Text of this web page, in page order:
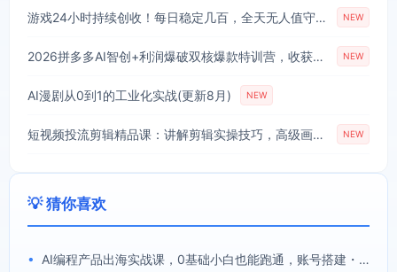
游戏24小时持续创收！每日稳定几百，全天无人值守，绿色稳定！【揭秘】 NEW
2026拼多多AI智创+利润爆破双核爆款特训营，收获底层逻辑、活动矩阵、付费优化、0-1打爆SOP(更新0810) NEW
AI漫剧从0到1的工业化实战(更新8月) NEW
短视频投流剪辑精品课：讲解剪辑实操技巧，高级画面质感助力作品投流放大曝光 NEW
💡 猜你喜欢
• AI编程产品出海实战课，0基础小白也能跑通，账号搭建・多Agent开发・市场调研全流程，月入千刀跨境变现教程(更新)